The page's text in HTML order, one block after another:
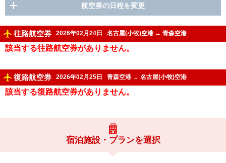
航空券の日程を変更
往路航空券 2026年02月24日 名古屋(小牧)空港 → 青森空港
該当する往路航空券がありません。
復路航空券 2026年02月25日 青森空港 → 名古屋(小牧)空港
該当する復路航空券がありません。
宿泊施設・プランを選択